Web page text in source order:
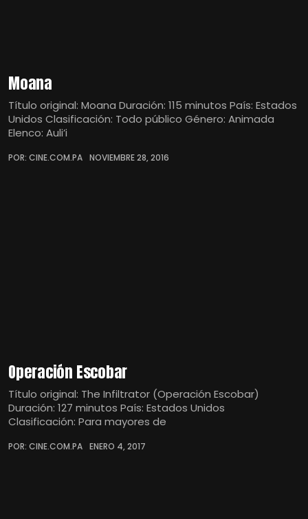
Moana
Título original: Moana Duración: 115 minutos País: Estados
Unidos Clasificación: Todo público Género: Animada
Elenco: Auli’i
POR: CINE.COM.PA NOVIEMBRE 28, 2016
Operación Escobar
Título original: The Infiltrator (Operación Escobar)
Duración: 127 minutos País: Estados Unidos
Clasificación: Para mayores de
POR: CINE.COM.PA ENERO 4, 2017